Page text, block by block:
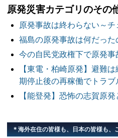
原発災害カテゴリのその
原発事故は終わらない～
福島の原発事故は何だった
今の自民党政権下で原発事
【東電・柏崎原発】避難
期停止後の再稼働でトラブ
【能登発】恐怖の志賀原
＊海外在住の皆様も、日本の皆様も、